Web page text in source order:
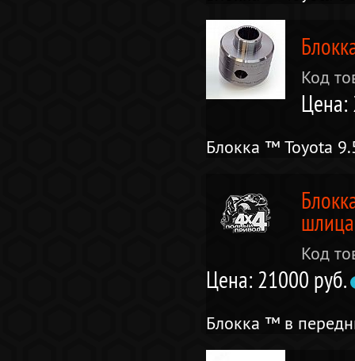
Код
Цена:
Блокка ™ Toyota
шлица
Код
Цена: 21000 руб.
Блокка ™ в